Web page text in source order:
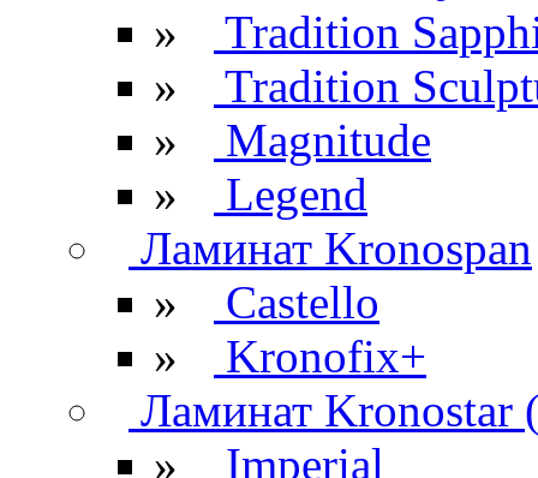
»
Tradition
»
Tradition
»
Magnitude
»
Legend
Ламинат Kronospan
»
Castello
»
Kronofix+
Ламинат Kronostar
»
Imperial